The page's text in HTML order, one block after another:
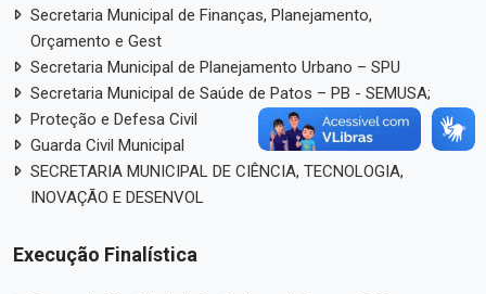
Secretaria Municipal de Finanças, Planejamento,
Orçamento e Gest
Secretaria Municipal de Planejamento Urbano – SPU
Secretaria Municipal de Saúde de Patos – PB - SEMUSA;
Proteção e Defesa Civil
Guarda Civil Municipal
SECRETARIA MUNICIPAL DE CIÊNCIA, TECNOLOGIA,
INOVAÇÃO E DESENVOL
Execução Finalística